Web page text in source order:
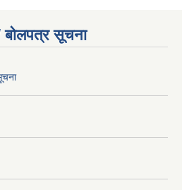
बोलपत्र सूचना